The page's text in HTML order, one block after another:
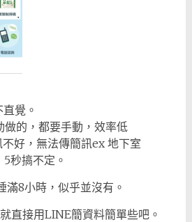
覺。
做的，都要手動，效率低
好，無法傳簡訊ex 地下室
秒搞不定。
滿8小時，似乎並沒有。
直接用LINE簡資料簡單些吧。